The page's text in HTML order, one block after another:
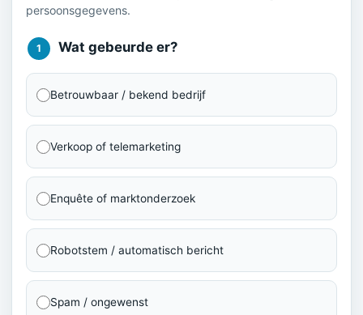
persoonsgegevens.
1 Wat gebeurde er?
Betrouwbaar / bekend bedrijf
Verkoop of telemarketing
Enquête of marktonderzoek
Robotstem / automatisch bericht
Spam / ongewenst